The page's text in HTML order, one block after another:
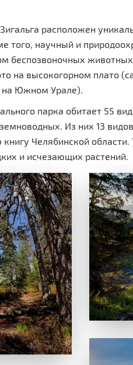
расположен
того, научный и
беспозвоночных
на высокогорном плато
на Южном Урале).
парка обитает 55
Из них 13
Челябинской
и исчезающих растений.